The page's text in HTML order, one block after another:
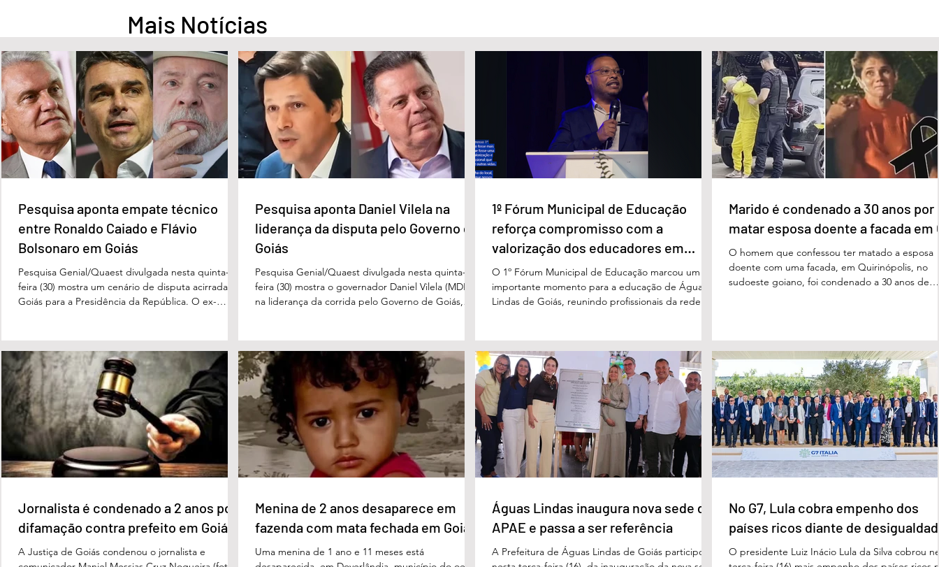
Deputados do MDB-DF
acionam direção nacional
após apoio de Wellington Luiz
a Celina Leão
Quem é o Jornalista Carlos
Peixoto, homenageado pela
CLDF no Dia da Imprensa
Câmara Legislativa do Distrito
Federal homenagea os
jornalistas no Dia da Imprensa
Mais Notícias
Pesquisa aponta empate técnico
entre Ronaldo Caiado e Flávio
Bolsonaro em Goiás
Pesquisa Genial/Quaest divulgada nesta quinta-
feira (30) mostra um cenário de disputa acirrada em
Goiás para a Presidência da República. O ex-
27%. Considerando a margem de erro de três
pontos percentuais, os dois estão em empate
técnico. Na terceira colocação está o presidente
Luiz Inácio Lula da Silva (PT), com 23% das
intenções de voto. Os
Pesquisa aponta Daniel Vilela na
liderança da disputa pelo Governo de
Goiás
Pesquisa Genial/Quaest divulgada nesta quinta-
feira (30) mostra o governador Daniel Vilela (MDB)
na liderança da corrida pelo Governo de Goiás,
turno, Daniel Vilela aparece com 37% das intenções
de voto, seguido pelo ex-governador Marconi
Perillo (PSDB), com 21%. Em seguida estão Wilder
Morais (PL), com 11%, Luis Cesar Bueno (PT), com
3%, e
1º Fórum Municipal de Educação
reforça compromisso com a
valorização dos educadores em
Águas Lindas
O 1º Fórum Municipal de Educação marcou um
importante momento para a educação de Águas
Lindas de Goiás, reunindo profissionais da rede
um papel fundamental na formação das futuras
gerações. Durante o evento, o secretário municipal
de Educação, Denildson Oliveira, destacou que o
fórum nasceu do desejo de oferecer aos
educadores muito mais do que um
Marido é condenado a 30 anos por
matar esposa doente a facada em
O homem que confessou ter matado a esposa
doente com uma facada, em Quirinópolis, no
sudoeste goiano, foi condenado a 30 anos de
Acidente Vascular Cerebral (AVC) e estava em
condição de fragilidade física. De acordo com o
processo, Cléria foi morta com um único golpe
faca no pescoço, enquanto estava no quarto
repousando, desferido pelo
Jornalista é condenado a 2 anos por
difamação contra prefeito em Goiás
A Justiça de Goiás condenou o jornalista e
Menina de 2 anos desaparece em
fazenda com mata fechada em Goiás
Uma menina de 1 ano e 11 meses está
Águas Lindas inaugura nova sede da
APAE e passa a ser referência
A Prefeitura de Águas Lindas de Goiás participou,
No G7, Lula cobra empenho dos
países ricos diante de
O presidente Luiz Inácio Lula da Silva cobrou